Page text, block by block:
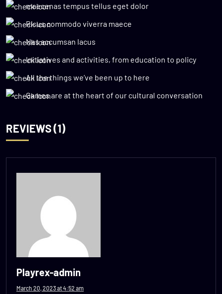
maecenas tempus tellus eget dolor
Risus commodo viverra maece
Nas accumsan lacus
Initiatives and activities, from education to policy
All the things we’ve been up to here
Games are at the heart of our cultural conversation
REVIEWS (1)
Playrex-admin
March 20, 2023 at 4:52 am